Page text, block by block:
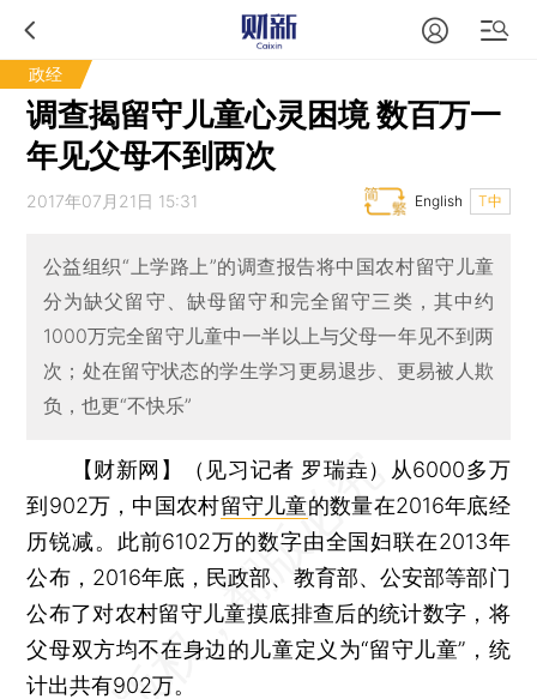
政经
调查揭留守儿童心灵困境 数百万一
年见父母不到两次
2017年07月21日 15:31 T中
English
公益组织“上学路上”的调查报告将中国农村留守儿童
分为缺父留守、缺母留守和完全留守三类，其中约
1000万完全留守儿童中一半以上与父母一年见不到两
次；处在留守状态的学生学习更易退步、更易被人欺
负，也更“不快乐”
【财新网】（见习记者 罗瑞垚）
从6000多万
到902万，中国农村留守儿童的数量在2016年底经
历锐减。此前6102万的数字由全国妇联在2013年
公布，2016年底，民政部、教育部、公安部等部门
公布了对农村留守儿童摸底排查后的统计数字，将
父母双方均不在身边的儿童定义为“留守儿童”，统
计出共有902万。